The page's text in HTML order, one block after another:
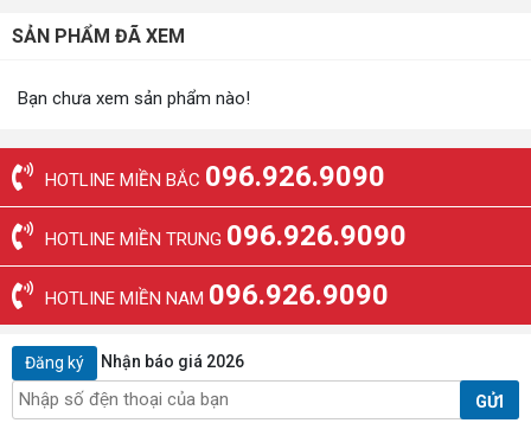
SẢN PHẨM ĐÃ XEM
Bạn chưa xem sản phẩm nào!
HOTLINE MIỀN BẮC 096.926.9090
HOTLINE MIỀN TRUNG 096.926.9090
HOTLINE MIỀN NAM 096.926.9090
Đăng ký Nhận báo giá 2026
GỬI